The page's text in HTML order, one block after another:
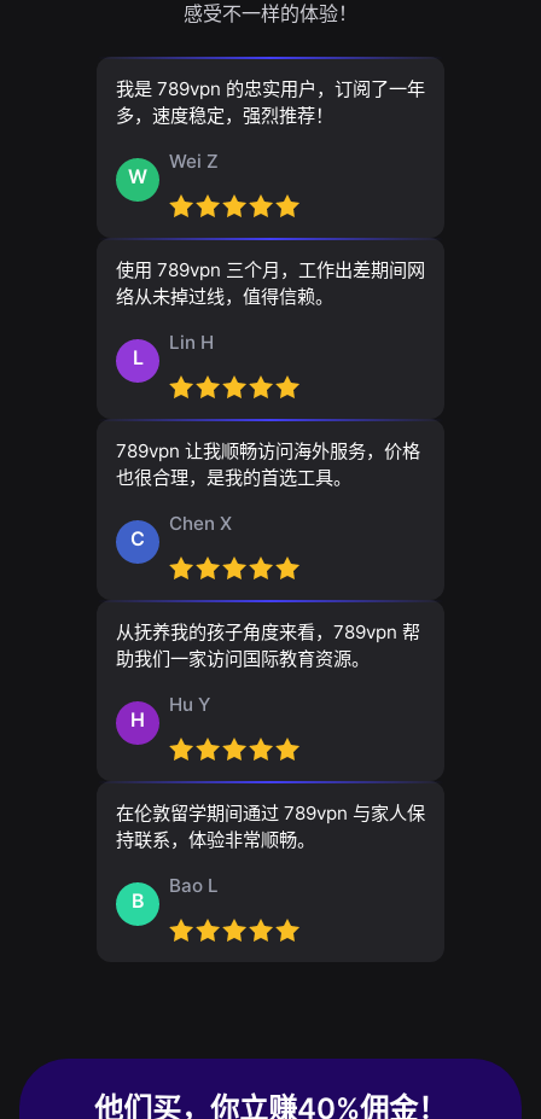
感受不一样的体验！
我是 789vpn 的忠实用户，订阅了一年
多，速度稳定，强烈推荐！
W
Wei Z
使用 789vpn 三个月，工作出差期间网
络从未掉过线，值得信赖。
L
Lin H
789vpn 让我顺畅访问海外服务，价格
也很合理，是我的首选工具。
C
Chen X
从抚养我的孩子角度来看，789vpn 帮
助我们一家访问国际教育资源。
H
Hu Y
在伦敦留学期间通过 789vpn 与家人保
持联系，体验非常顺畅。
B
Bao L
他们买，你立赚40%佣金！